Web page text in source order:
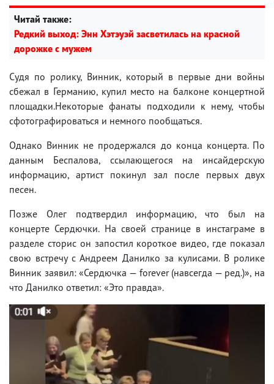
Читай также:
Редкий выход: Энн Хэтэуэй засветилась на красной
дорожке с мужем
Судя по ролику, Винник, который в первые дни войны
сбежал в Германию, купил место на балконе концертной
площадки.Некоторые фанаты подходили к нему, чтобы
сфотографироваться и немного пообщаться.
Однако Винник не продержался до конца концерта. По
данным Беспалова, ссылающегося на инсайдерскую
информацию, артист покинул зал после первых двух
песен.
Позже Олег подтвердил информацию, что был на
концерте Сердючки. На своей странице в инстаграме в
разделе сторис он запостил короткое видео, где показал
свою встречу с Андреем Данилко за кулисами. В ролике
Винник заявил: «Сердючка — forever (навсегда — ред.)», на
что Данилко ответил: «Это правда».